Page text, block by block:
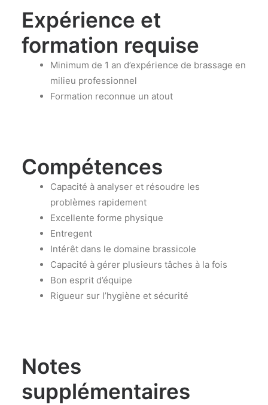
Expérience et
formation requise
Minimum de 1 an d’expérience de brassage en
milieu professionnel
Formation reconnue un atout
Compétences
Capacité à analyser et résoudre les
problèmes rapidement
Excellente forme physique
Entregent
Intérêt dans le domaine brassicole
Capacité à gérer plusieurs tâches à la fois
Bon esprit d’équipe
Rigueur sur l’hygiène et sécurité
Notes
supplémentaires